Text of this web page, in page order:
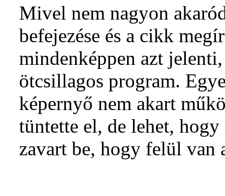
Mivel nem nagyon
befejezése és a cikk
mindenképpen azt
ötcsillagos program.
képernyő nem akart
tüntette el, de lehet, hogy
zavart be, hogy felül van